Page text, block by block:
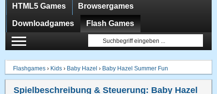
HTML5 Games Browsergames
Downloadgames Flash Games
Flashgames › Kids › Baby Hazel › Baby Hazel Summer Fun
Spielbeschreibung & Steuerung: Baby Hazel